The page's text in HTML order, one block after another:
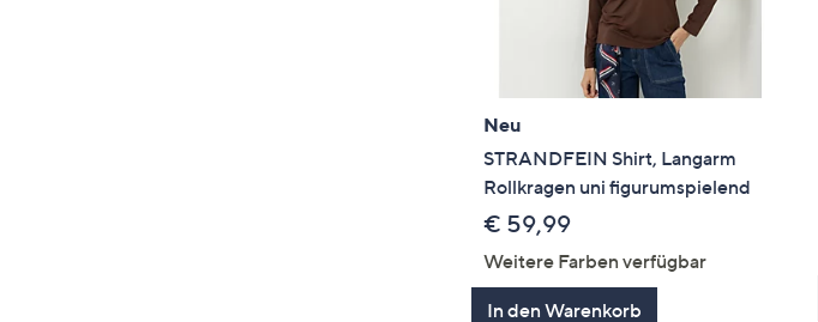
Neu
STRANDFEIN Shirt, Langarm
Rollkragen uni figurumspielend
€ 59,99
Weitere Farben verfügbar
In den Warenkorb